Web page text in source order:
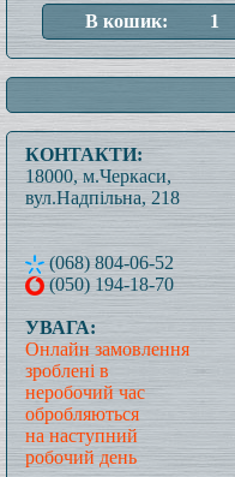
КОНТАКТИ:
18000, м.Черкаси,
вул.Надпільна, 218
(068) 804-06-52
(050) 194-18-70
УВАГА:
Онлайн замовлення
зроблені в
неробочий час
обробляються
на наступний
робочий день